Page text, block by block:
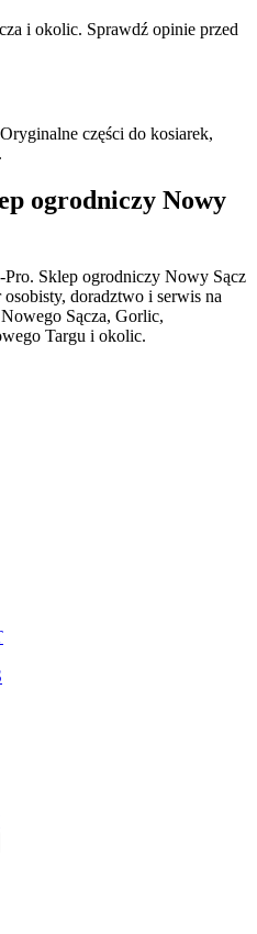
i okolic. Sprawdź opinie przed
części do kosiarek,
ogrodniczy Nowy
Sklep ogrodniczy Nowy Sącz
doradztwo i serwis na
Sącza, Gorlic,
Targu i okolic.